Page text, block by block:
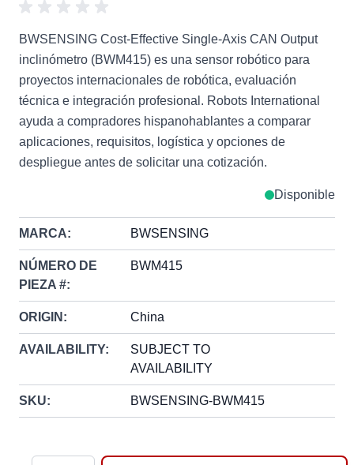
BWSENSING Cost-Effective Single-Axis CAN Output
inclinómetro (BWM415) es una sensor robótico para
proyectos internacionales de robótica, evaluación
técnica e integración profesional. Robots International
ayuda a compradores hispanohablantes a comparar
aplicaciones, requisitos, logística y opciones de
despliegue antes de solicitar una cotización.
Disponible
MARCA: BWSENSING
NÚMERO DE
PIEZA #:
BWM415
ORIGIN: China
AVAILABILITY:
SUBJECT TO
AVAILABILITY
SKU: BWSENSING-BWM415